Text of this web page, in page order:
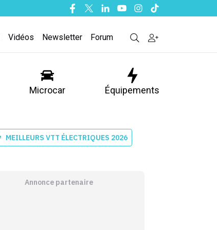
Facebook
TwitterLinkedinYoutubeInstagram
Tiktok
Vidéos Newsletter Forum
Microcar Équipements
MEILLEURS VTT ÉLECTRIQUES 2026
Annonce partenaire